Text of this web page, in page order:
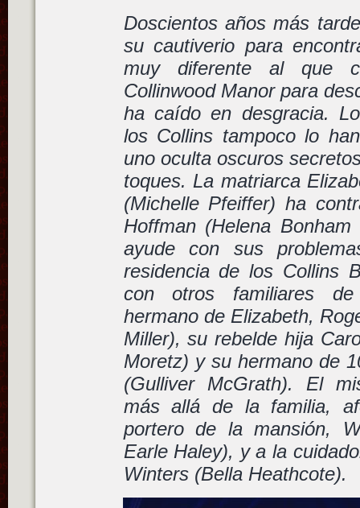
Doscientos años más
su cautiverio para
muy diferente al que
Collinwood Manor para
ha caído en desgracia.
los Collins tampoco lo
uno oculta oscuros
toques. La matriarca
(Michelle Pfeiffer) ha
Hoffman (Helena
ayude con sus
residencia de los Collins
con otros familiares
hermano de Elizabeth,
Miller), su rebelde hija
Moretz) y su hermano de
(Gulliver McGrath). El
más allá de la familia,
portero de la mansión,
Earle Haley), y a la
Winters (Bella Heathcote).